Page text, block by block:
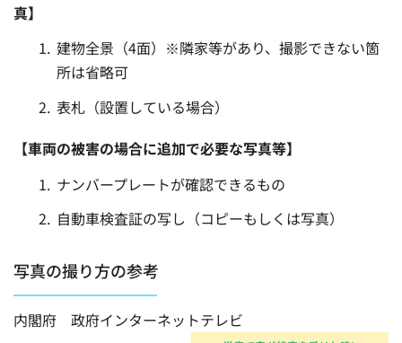
真】
建物全景（4面）※隣家等があり、撮影できない箇
所は省略可
表札（設置している場合）
【車両の被害の場合に追加で必要な写真等】
ナンバープレートが確認できるもの
自動車検査証の写し（コピーもしくは写真）
写真の撮り方の参考
内閣府 政府インターネットテレビ